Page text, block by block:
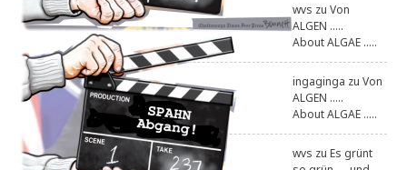
wvs zuVon
ALGEN .....
About ALGAE .....
ingaginga zuVon
ALGEN .....
About ALGAE .....
wvs zuEs grünt